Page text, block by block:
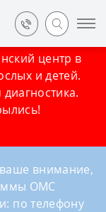
центр в
и детей.
внимание,
ОМС
по телефону